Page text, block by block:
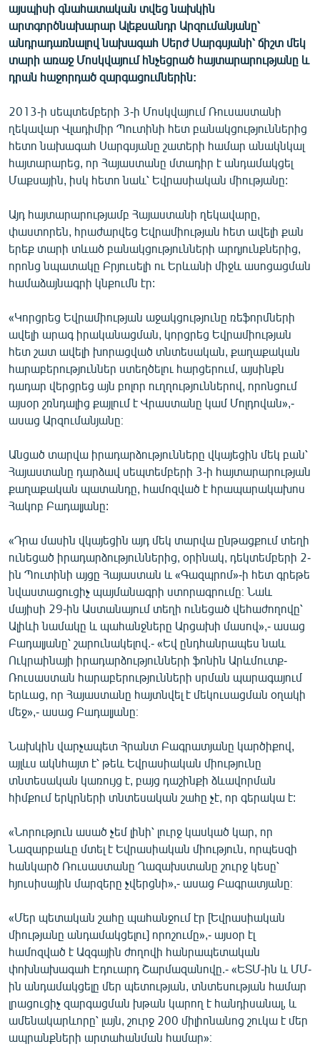
ՁԳՏԵԼՈՎ ԼԱՎԱԳՈՒՅՆԻՆ
ՓՈԴՔԱՍԹ
Հայերեն
English
Русский
ՀԵՏԵՎԵՔ ՄԵԶ
«Ազատության» բոլոր կայքերը
այսպիսի գնահատական տվեց նախկին
արտգործնախարար Ալեքսանդր Արզումանյանը՝
անդրադառնալով նախագահ Սերժ Սարգսյանի՝ ճիշտ մեկ
տարի առաջ Մոսկվայում հնչեցրած հայտարարությանը և
դրան հաջորդած զարգացումներին:
2013-ի սեպտեմբերի 3-ի Մոսկվայում Ռուսաստանի
ղեկավար Վլադիմիր Պուտինի հետ բանակցություններից
հետո նախագահ Սարգսյանը շատերի համար անակնկալ
հայտարարեց, որ Հայաստանը մտադիր է անդամակցել
Մաքսային, իսկ հետո նաև՝ Եվրասիական միությանը:
Այդ հայտարարությամբ Հայաստանի ղեկավարը,
փաստորեն, հրաժարվեց Եվրամիության հետ ավելի քան
երեք տարի տևած բանակցությունների արդյունքներից,
որոնց նպատակը Բրյուսելի ու Երևանի միջև ասոցացման
համաձայնագրի կնքումն էր:
«Կորցրեց Եվրամիության աջակցությունը ռեֆորմների
ավելի արագ իրականացման, կորցրեց Եվրամիության
հետ շատ ավելի խորացված տնտեսական, քաղաքական
հարաբերություններ ստեղծելու հարցերում, այսինքն
դադար վերցրեց այն բոլոր ուղղություններով, որոնցում
այսօր շռնդալից քայլում է Վրաստանը կամ Մոլդովան»,-
ասաց Արզումանյանը։
Անցած տարվա իրադարձությունները վկայեցին մեկ բան՝
Հայաստանը դարձավ սեպտեմբերի 3-ի հայտարարության
քաղաքական պատանդը, համոզված է հրապարակախոս
Հակոբ Բադալյանը:
«Դրա մասին վկայեցին այդ մեկ տարվա ընթացքում տեղի
ունեցած իրադարձություններից, օրինակ, դեկտեմբերի 2-
ին Պուտինի այցը Հայաստան և «Գազպրոմ»-ի հետ գրեթե
նվաստացուցիչ պայմանագրի ստորագրումը։ Նաև
մայիսի 29-ին Աստանայում տեղի ունեցած վեհաժողովը՝
Ալիևի նամակը և պահանջները Արցախի մասով»,- ասաց
Բադալյանը՝ շարունակելով.- «Եվ ընդհանրապես նաև
Ուկրաինայի իրադարձությունների ֆոնին Արևմուտք-
Ռուսաստան հարաբերությունների սրման պարագայում
երևաց, որ Հայաստանը հայտնվել է մեկուսացման օղակի
մեջ»,- ասաց Բադալյանը։
Նախկին վարչապետ Հրանտ Բագրատյանը կարծիքով,
այլևս ակնհայտ է՝ թեև Եվրասիական միությունը
տնտեսական կառույց է, բայց դաշինքի ձևավորման
հիմքում երկրների տնտեսական շահը չէ, որ գերակա է:
«Նորություն ասած չեմ լինի՝ լուրջ կասկած կար, որ
Նազարբաևը մտել է Եվրասիական միություն, որպեսզի
հանկարծ Ռուսաստանը Ղազախստանը շուրջ կեսը՝
հյուսիսային մարզերը չվերցնի»,- ասաց Բագրատյանը։
«Մեր պետական շահը պահանջում էր [Եվրասիական
միությանը անդամակցելու] որոշումը»,- այսօր էլ
համոզված է Ազգային ժողովի հանրապետական
փոխնախագահ Էդուարդ Շարմազանովը.- «ԵՏՄ-ին և ՄՄ-
ին անդամակցելը մեր պետության, տնտեսության համար
լրացուցիչ զարգացման խթան կարող է հանդիսանալ, և
ամենակարևորը՝ լայն, շուրջ 200 միլիոնանոց շուկա է մեր
ապրանքների արտահանման համար»։